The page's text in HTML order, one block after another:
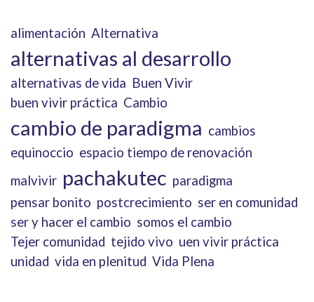
alimentación Alternativa
alternativas al desarrollo
alternativas de vida Buen Vivir
buen vivir práctica Cambio
cambio de paradigma cambios
equinoccio espacio tiempo de renovación
malvivir pachakutec paradigma
pensar bonito postcrecimiento ser en comunidad
ser y hacer el cambio somos el cambio
Tejer comunidad tejido vivo uen vivir práctica
unidad vida en plenitud Vida Plena